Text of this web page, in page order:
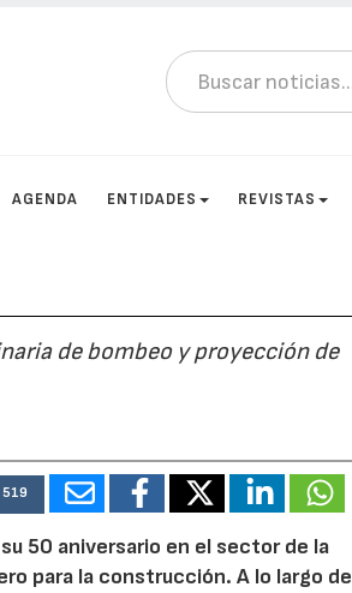
AGENDA ENTIDADES REVISTAS
de bombeo y proyección de
519
50 aniversario en el sector de la
para la construcción. A lo largo de